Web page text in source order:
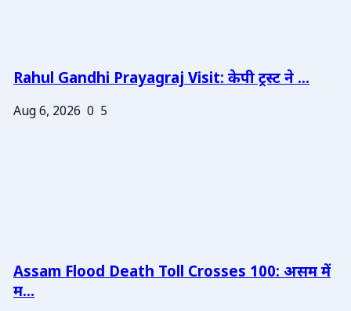
Rahul Gandhi Prayagraj Visit: केपी ट्रस्ट ने ...
Aug 6, 2026 0 5
Assam Flood Death Toll Crosses 100: असम में
म...